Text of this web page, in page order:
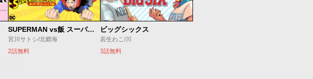
SUPERMAN vs飯 スーパーマンのひとり飯
宮川サトシ/北郷海
2話無料
ビッグシックス
若生わこ/川
3話無料